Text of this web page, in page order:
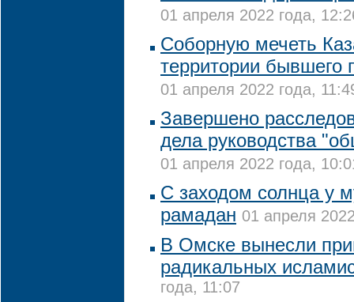
01 апреля 2022 года,
Соборную мечеть
территории бывшего
01 апреля 2022 года,
Завершено
дела руководства
01 апреля 2022 года,
С заходом солнца у
рамадан 01 апреля
В Омске вынесли
радикальных
года, 11:07